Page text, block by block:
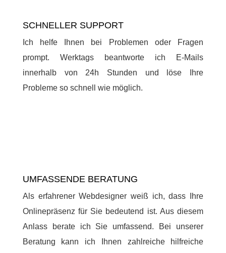
SCHNELLER SUPPORT
Ich helfe Ihnen bei Problemen oder Fragen
prompt. Werktags beantworte ich E-Mails
innerhalb von 24h Stunden und löse Ihre
Probleme so schnell wie möglich.
UMFASSENDE BERATUNG
Als erfahrener Webdesigner weiß ich, dass Ihre
Onlinepräsenz für Sie bedeutend ist. Aus diesem
Anlass berate ich Sie umfassend. Bei unserer
Beratung kann ich Ihnen zahlreiche hilfreiche